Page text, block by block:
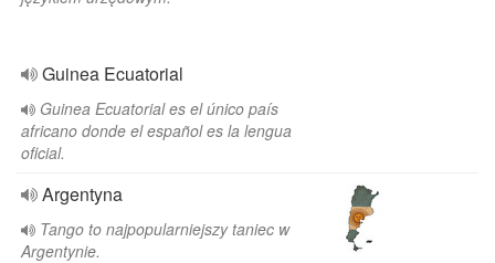
Guinea Ecuatorial
Guinea Ecuatorial es el único país
africano donde el español es la lengua
oficial.
Argentyna
Tango to najpopularniejszy taniec w
Argentynie.